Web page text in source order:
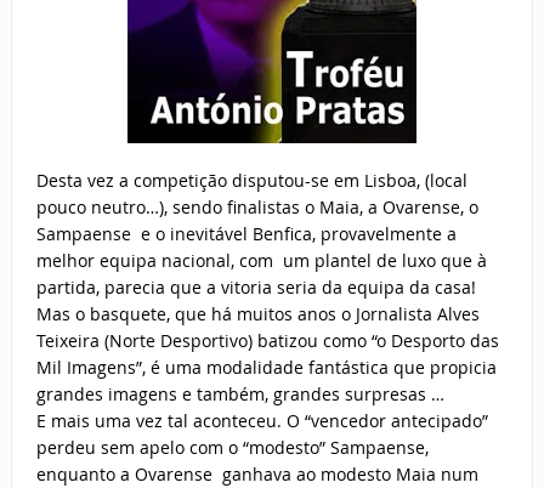
Desta vez a competição disputou-se em Lisboa, (local
pouco neutro…), sendo finalistas o Maia, a Ovarense, o
Sampaense e o inevitável Benfica, provavelmente a
melhor equipa nacional, com um plantel de luxo que à
partida, parecia que a vitoria seria da equipa da casa!
Mas o basquete, que há muitos anos o Jornalista Alves
Teixeira (Norte Desportivo) batizou como “o Desporto das
Mil Imagens”, é uma modalidade fantástica que propicia
grandes imagens e também, grandes surpresas …
E mais uma vez tal aconteceu. O “vencedor antecipado”
perdeu sem apelo com o “modesto” Sampaense,
enquanto a Ovarense ganhava ao modesto Maia num